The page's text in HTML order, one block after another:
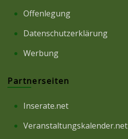
Offenlegung
Datenschutzerklärung
Werbung
Partnerseiten
Inserate.net
Veranstaltungskalender.net